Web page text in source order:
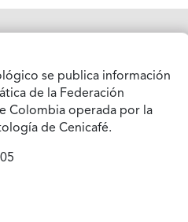
se publica información
de la Federación
Colombia operada por la
de Cenicafé.